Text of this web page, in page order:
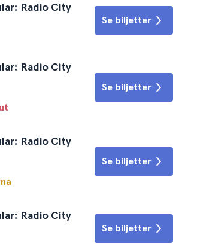
Radio City
Se biljetter
Radio City
Se biljetter
Radio City
Se biljetter
Radio City
Se biljetter